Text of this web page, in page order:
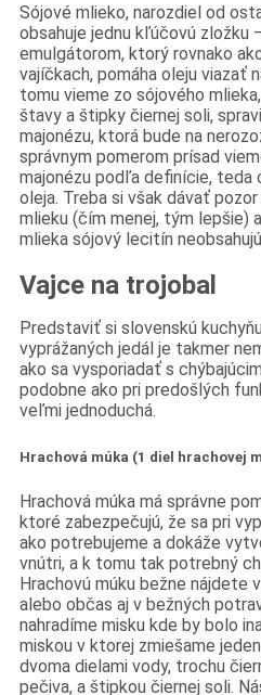
Sójové mlieko, narozdiel od
obsahuje jednu kľúčovú zložku
emulgátorom, ktorý rovnako
vajíčkach, pomáha oleju viazať
tomu vieme zo sójového
štavy a štipky čiernej soli,
majonézu, ktorá bude na
správnym pomerom prísad
majonézu podľa definície, teda
oleja. Treba si však dávať
mlieku (čím menej, tým lepšie)
mlieka sójový lecitín
Vajce na trojobal
Predstaviť si slovenskú
vyprážaných jedál je takmer
ako sa vysporiadať s
podobne ako pri predošlých
veľmi jednoduchá.
Hrachová múka (1 diel hrachovej
Hrachová múka má správne
ktoré zabezpečujú, že sa pri
ako potrebujeme a dokáže
vnútri, a k tomu tak potrebný
Hrachovú múku bežne nájdete
alebo občas aj v bežných
nahradíme misku kde by bolo
miskou v ktorej zmiešame
dvoma dielami vody, trochu
pečiva, a štipkou čiernej soli.